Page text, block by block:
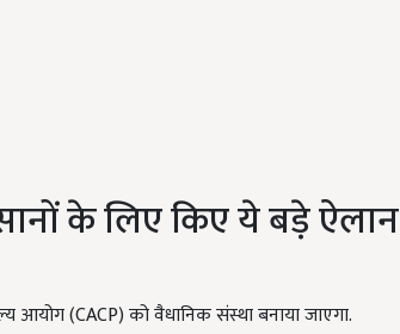
के लिए किए ये बड़े ऐलान
(CACP) को वैधानिक संस्था बनाया जाएगा.